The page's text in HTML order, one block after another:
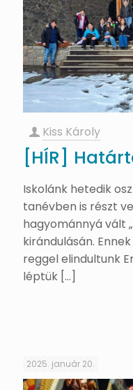
Kiss Károly
[HÍR]
Iskolánk hetedik
tanévben is részt
hagyománnyá vált
kirándulásán.
reggel elindultunk
léptük […]
2025. január 20.